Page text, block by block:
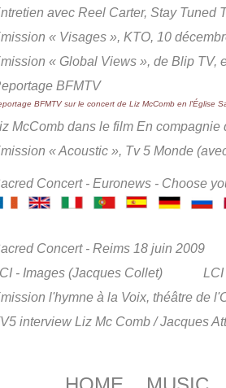
avec Reel Carter, Stay Tuned
« Visages », KTO, 10
« Global Views », de Blip TV,
BFMTV
BFMTV sur le concert de Liz McComb en l'Église
McComb dans le film En
« Acoustic », Tv 5 Monde
Concert - Euronews - Choose
Concert - Reims 18 juin 2009
- Images (Jacques Collet)
LCI
l'hymne à la Voix, théâtre de
interview Liz Mc Comb / Jacques